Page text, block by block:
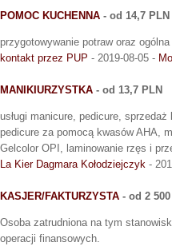
POMOC KUCHENNA - od 14,7 PLN
przygotowywanie potraw oraz
kontakt przez PUP - 2019-08-05 -
MANIKIURZYSTKA - od 13,7 PLN
usługi manicure, pedicure,
pedicure za pomocą kwasów AHA,
Gelcolor OPI, laminowanie rzęs i
La Kier Dagmara Kołodziejczyk -
KASJER/FAKTURZYSTA - od 2 500
Osoba zatrudniona na tym
operacji finansowych.